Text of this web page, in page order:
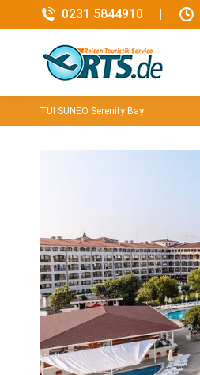
0231 5844910 |
TUI SUNEO Serenity Bay